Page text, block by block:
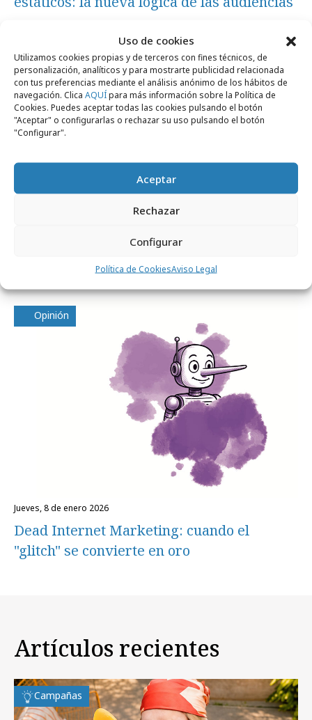
Uso de cookies
Utilizamos cookies propias y de terceros con fines técnicos, de
personalización, analíticos y para mostrarte publicidad relacionada
con tus preferencias mediante el análisis anónimo de los hábitos de
navegación. Clica AQUÍpara más información sobre la Política de
Cookies. Puedes aceptar todas las cookies pulsando el botón
"Aceptar" o configurarlas o rechazar su uso pulsando el botón
"Configurar".
Aceptar
Rechazar
Configurar
Política de CookiesAviso Legal
Formación y estudios
Por qué los profesionales del marketing
apuestan por la formación digital continua
Opinión
jueves, 8 de enero 2026
Dead Internet Marketing: cuando el
"glitch" se convierte en oro
Artículos recientes
Campañas